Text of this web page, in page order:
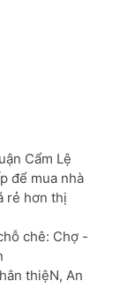
Cẩm Lệ
để mua nhà
rẻ hơn thị
chê: Chợ -
thiệN, An